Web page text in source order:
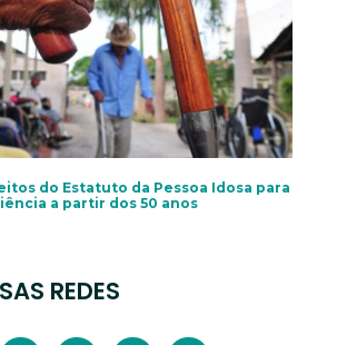
do Estatuto da Pessoa Idosa para
a partir dos 50 anos
REDES